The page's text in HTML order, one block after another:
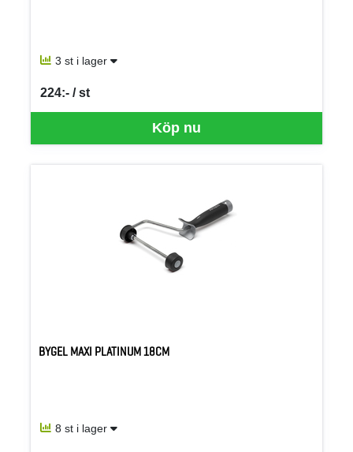
3 st i lager
Köp nu
224:- / st
SEK per ST
BYGEL MAXI PLATINUM 18CM
8 st i lager